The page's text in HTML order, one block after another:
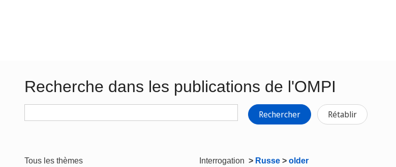
Recherche dans les publications de l'OMPI
Rechercher Rétablir
Tous les thèmes
Interrogation > Russe > older